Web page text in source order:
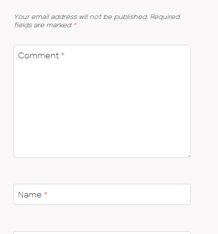
Your email address will not be published. Required
fields are marked *
Comment *
Name *